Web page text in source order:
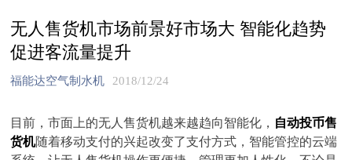
无人售货机市场前景好市场大 智能化趋势
促进客流量提升
福能达空气制水机 2018/12/24
目前，市面上的无人售货机越来越趋向智能化， 自动投币售
货机随着移动支付的兴起改变了支付方式，智能管控的云端